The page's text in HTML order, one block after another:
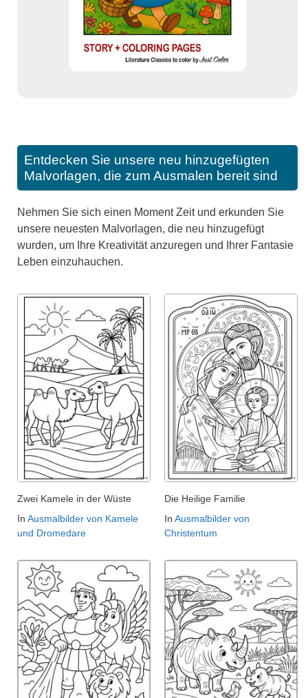
Entdecken Sie unsere neu hinzugefügten
Malvorlagen, die zum Ausmalen bereit sind
Nehmen Sie sich einen Moment Zeit und erkunden Sie
unsere neuesten Malvorlagen, die neu hinzugefügt
wurden, um Ihre Kreativität anzuregen und Ihrer Fantasie
Leben einzuhauchen.
Zwei Kamele in der Wüste
In Ausmalbilder von Kamele
und Dromedare
Die Heilige Familie
In Ausmalbilder von
Christentum